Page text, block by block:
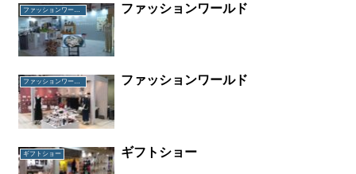
ファッションワールド ファッションワールド
ファッションワールド ファッションワールド
ギフトショー ギフトショー